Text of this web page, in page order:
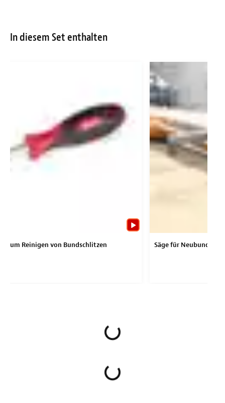
In diesem Set enthalten
zum Reinigen von Bundschlitzen Säge für